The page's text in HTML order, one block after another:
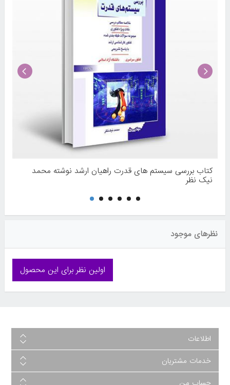
کتاب بررسی سیستم های قدرت راهیان ارشد نوشته محمد
نیک نظر
نظرهای موجود
اولین نظر برای این محصول
اطلاعات
خدمات مشتریان